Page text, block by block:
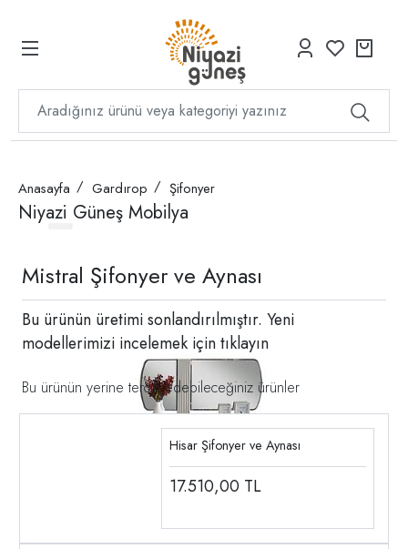
Anasayfa Gardırop Şifonyer
Niyazi Güneş Mobilya
Mistral Şifonyer ve Aynası
Bu ürünün üretimi sonlandırılmıştır. Yeni
modellerimizi incelemek içintıklayın
Bu ürünün yerine tercih edebileceğiniz ürünler
Hisar Şifonyer ve Aynası
17.510,00 TL